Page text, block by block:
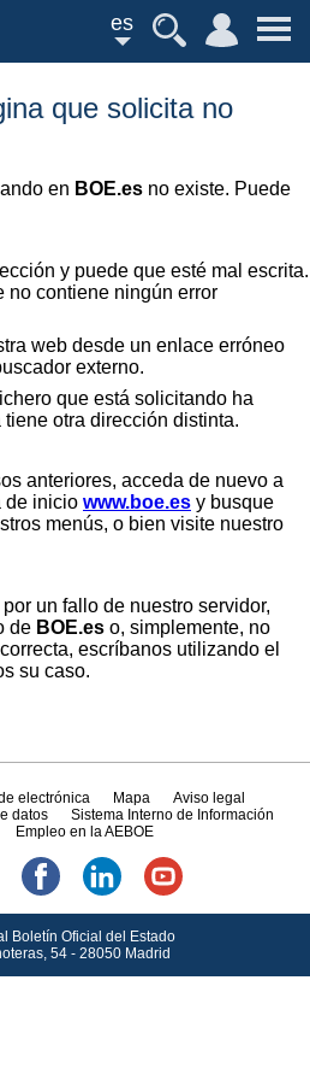
es
que solicita no
en BOE.es no existe. Puede
y puede que esté mal escrita.
no contiene ningún error
web desde un enlace erróneo
externo.
que está solicitando ha
otra dirección distinta.
anteriores, acceda de nuevo a
de inicio www.boe.es y busque
menús, o bien visite nuestro
un fallo de nuestro servidor,
de BOE.es o, simplemente, no
escríbanos utilizando el
su caso.
electrónica Mapa
Aviso legal
datos
Sistema Interno de Información
Empleo en la AEBOE
Boletín Oficial del Estado
54 - 28050 Madrid